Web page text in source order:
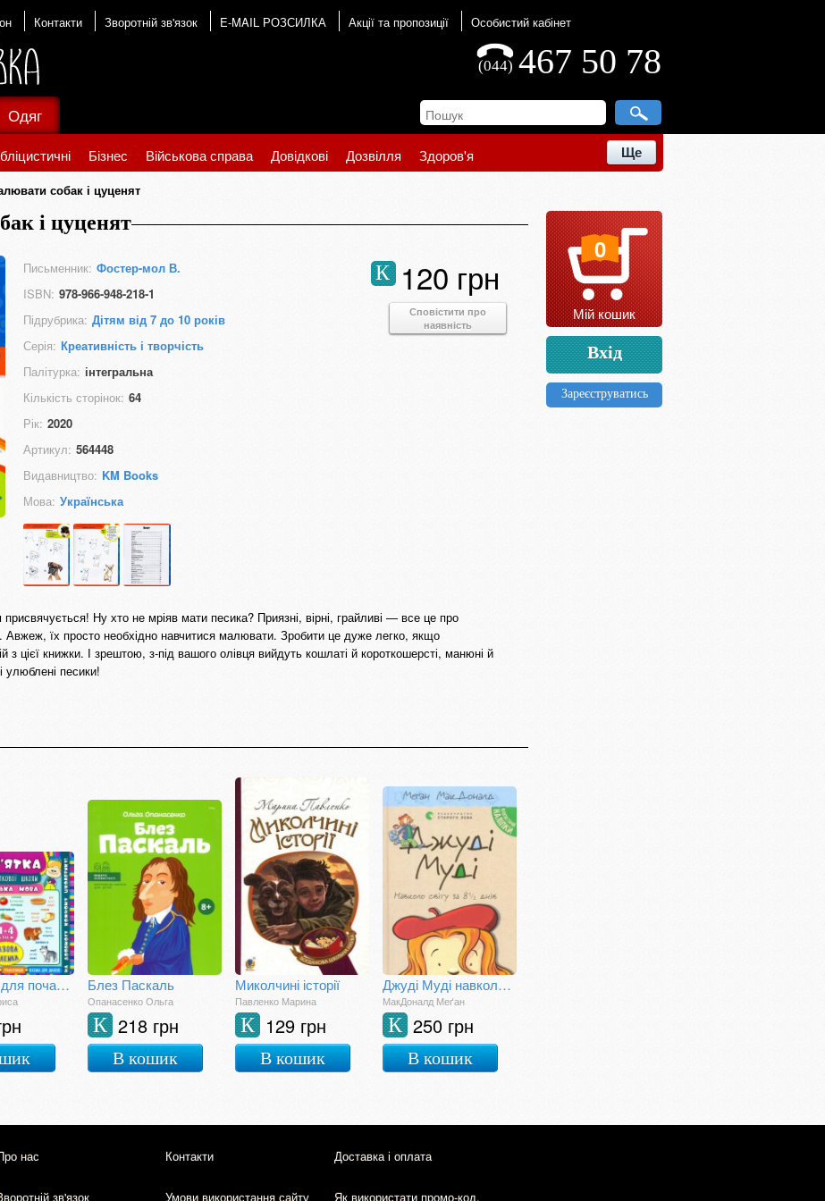
Контакти Зворотній зв'язок E-MAIL РОЗСИЛКА Акції та пропозиції Особистий кабінет
467 50 78
(044)
Бізнес Військова справа Довідкові Дозвілля Здоров'я Ще
Одяг
собак і цуценят
і цуценят
Письменник: Фостер-мол В.
ISBN: 978-966-948-218-1
Підрубрика: Дітям від 7 до 10 років
Серія: Креативність і творчість
Палітурка: інтегральна
Кількість сторінок: 64
Рік: 2020
Артикул: 564448
Видавництво: KM Books
Мова: Українська
120 грн
К
Сповістити про
наявність
Ну хто не мріяв мати песика? Приязні, вірні, грайливі — все це про
їх просто необхідно навчитися малювати. Зробити це дуже легко, якщо
з цієї книжки. І зрештою, з-під вашого олівця вийдуть кошлаті й короткошерсті, манюні й
улюблені песики!
Пам`ятка для початкової школи. Англійська мова. Базова лексика. 1-4 класи Блез Паскаль
Опанасенко Ольга
218 грн
К
В кошик
Миколчині історії
Павленко Марина
129 грн
К
В кошик
Джуді Муді навколо світу за 8 1/2 днів
МакДоналд Меґан
250 грн
К
В кошик
0
Мій кошик
Вхід
Зареєструватись
нас Контакти Доставка і оплата
зв'язок Умови використання сайту Як використати промо-код.